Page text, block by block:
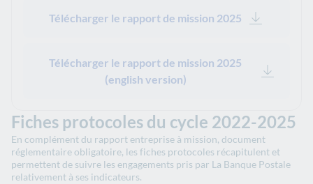
Télécharger le rapport de mission 2025
Télécharger le rapport de mission 2025
(english version)
Fiches protocoles du cycle 2022-2025
En complément du rapport entreprise à mission, document
réglementaire obligatoire, les fiches protocoles récapitulent et
permettent de suivre les engagements pris par La Banque Postale
relativement à ses indicateurs.